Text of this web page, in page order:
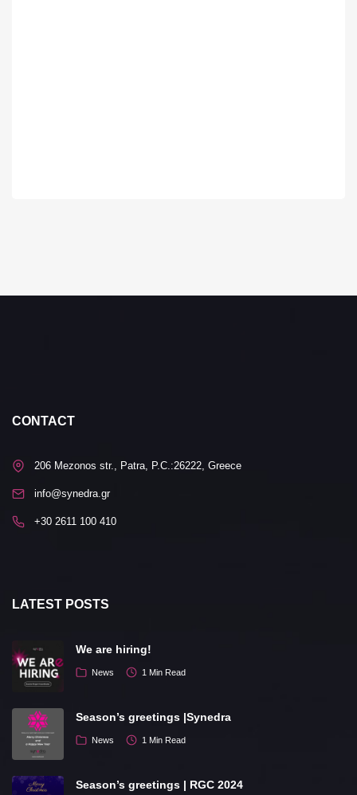
CONTACT
206 Mezonos str., Patra, P.C.:26222, Greece
info@synedra.gr
+30 2611 100 410
LATEST POSTS
We are hiring!
News 1 Min Read
Season’s greetings |Synedra
News 1 Min Read
Season’s greetings | RGC 2024